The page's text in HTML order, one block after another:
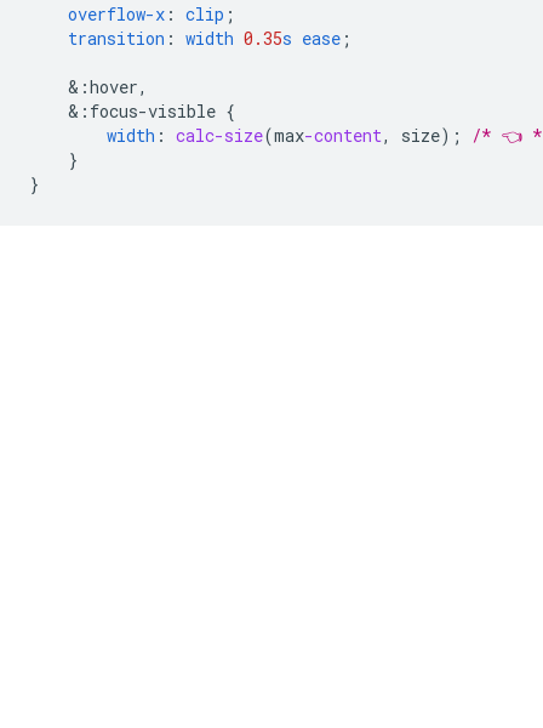
overflow-x : clip ;
transition : width 0.35s ease ;
& :hover,
& :focus-visible {
width : calc-size(max-content, size);
/* 👈
}
}